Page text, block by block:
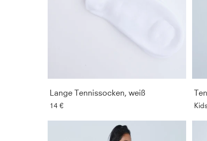
Lange Tennissocken, weiß
14 €